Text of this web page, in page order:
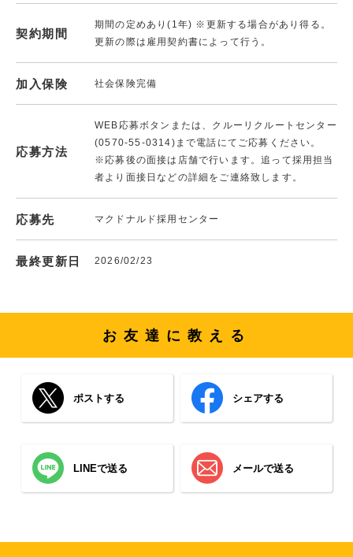
契約期間
期間の定めあり(1年) ※更新する場合があり得る。
更新の際は雇用契約書によって行う。
加入保険 社会保険完備
応募方法
WEB応募ボタンまたは、クルーリクルートセンター
(0570-55-0314)まで電話にてご応募ください。
※応募後の面接は店舗で行います。追って採用担当
者より面接日などの詳細をご連絡致します。
応募先 マクドナルド採用センター
最終更新日 2026/02/23
お友達に教える
ポストする シェアする
LINEで送る メールで送る